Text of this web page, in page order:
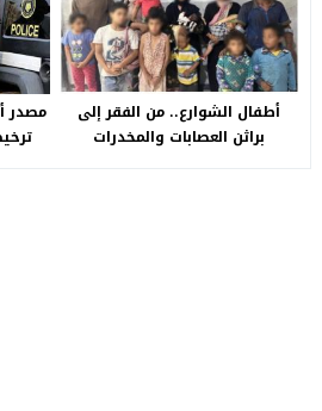
أطفال الشوارع.. من الفقر إلى
براثن العصابات والمخدرات